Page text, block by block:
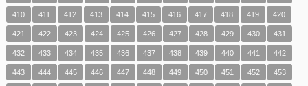
410 411 412 413 414 415 416 417 418 419 420
421 422 423 424 425 426 427 428 429 430 431
432 433 434 435 436 437 438 439 440 441 442
443 444 445 446 447 448 449 450 451 452 453